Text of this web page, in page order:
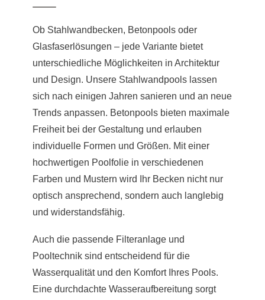
Ob Stahlwandbecken, Betonpools oder
Glasfaserlösungen – jede Variante bietet
unterschiedliche Möglichkeiten in Architektur
und Design. Unsere Stahlwandpools lassen
sich nach einigen Jahren sanieren und an neue
Trends anpassen. Betonpools bieten maximale
Freiheit bei der Gestaltung und erlauben
individuelle Formen und Größen. Mit einer
hochwertigen Poolfolie in verschiedenen
Farben und Mustern wird Ihr Becken nicht nur
optisch ansprechend, sondern auch langlebig
und widerstandsfähig.
Auch die passende Filteranlage und
Pooltechnik sind entscheidend für die
Wasserqualität und den Komfort Ihres Pools.
Eine durchdachte Wasseraufbereitung sorgt